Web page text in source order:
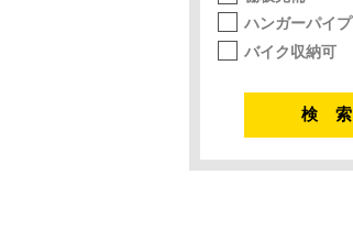
ハンガーパイプ
バイク収納可